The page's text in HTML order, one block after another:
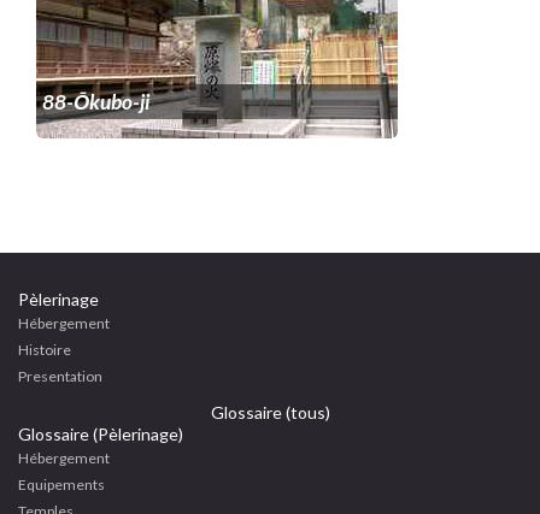
88-Ōkubo-ji
Pèlerinage
Hébergement
Histoire
Presentation
Glossaire (tous)
Glossaire (Pèlerinage)
Hébergement
Equipements